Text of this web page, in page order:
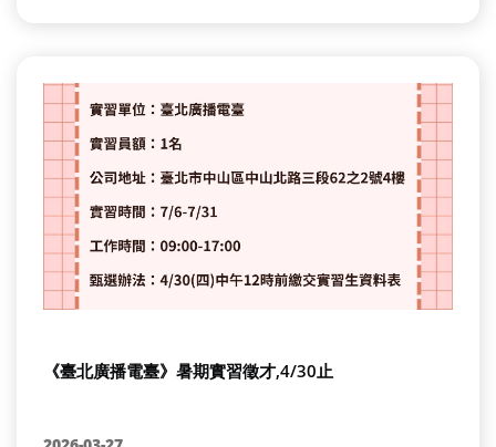
《臺北廣播電臺》暑期實習徵才,4/30止